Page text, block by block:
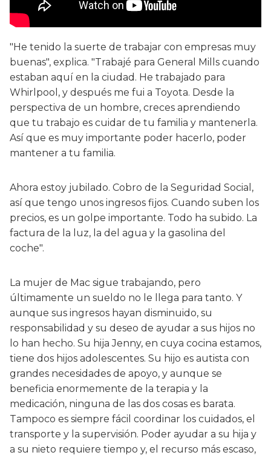
"He tenido la suerte de trabajar con empresas muy
buenas", explica. "Trabajé para General Mills cuando
estaban aquí en la ciudad. He trabajado para
Whirlpool, y después me fui a Toyota. Desde la
perspectiva de un hombre, creces aprendiendo
que tu trabajo es cuidar de tu familia y mantenerla.
Así que es muy importante poder hacerlo, poder
mantener a tu familia.
Ahora estoy jubilado. Cobro de la Seguridad Social,
así que tengo unos ingresos fijos. Cuando suben los
precios, es un golpe importante. Todo ha subido. La
factura de la luz, la del agua y la gasolina del
coche".
La mujer de Mac sigue trabajando, pero
últimamente un sueldo no le llega para tanto. Y
aunque sus ingresos hayan disminuido, su
responsabilidad y su deseo de ayudar a sus hijos no
lo han hecho. Su hija Jenny, en cuya cocina estamos,
tiene dos hijos adolescentes. Su hijo es autista con
grandes necesidades de apoyo, y aunque se
beneficia enormemente de la terapia y la
medicación, ninguna de las dos cosas es barata.
Tampoco es siempre fácil coordinar los cuidados, el
transporte y la supervisión. Poder ayudar a su hija y
a su nieto requiere tiempo y, el recurso más escaso,